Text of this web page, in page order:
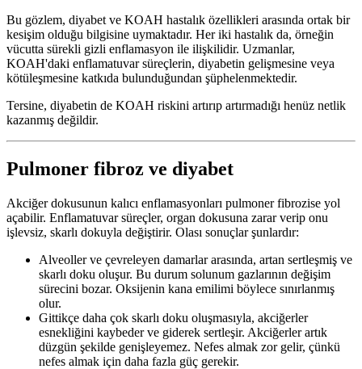
Bu gözlem, diyabet ve KOAH hastalık özellikleri arasında ortak bir
kesişim olduğu bilgisine uymaktadır. Her iki hastalık da, örneğin
vücutta sürekli gizli enflamasyon ile ilişkilidir. Uzmanlar,
KOAH'daki enflamatuvar süreçlerin, diyabetin gelişmesine veya
kötüleşmesine katkıda bulunduğundan şüphelenmektedir.
Tersine, diyabetin de KOAH riskini artırıp artırmadığı henüz netlik
kazanmış değildir.
Pulmoner fibroz ve diyabet
Akciğer dokusunun kalıcı enflamasyonları pulmoner fibrozise yol
açabilir. Enflamatuvar süreçler, organ dokusuna zarar verip onu
işlevsiz, skarlı dokuyla değiştirir. Olası sonuçlar şunlardır:
Alveoller ve çevreleyen damarlar arasında, artan sertleşmiş ve
skarlı doku oluşur. Bu durum solunum gazlarının değişim
sürecini bozar. Oksijenin kana emilimi böylece sınırlanmış
olur.
Gittikçe daha çok skarlı doku oluşmasıyla, akciğerler
esnekliğini kaybeder ve giderek sertleşir. Akciğerler artık
düzgün şekilde genişleyemez. Nefes almak zor gelir, çünkü
nefes almak için daha fazla güç gerekir.